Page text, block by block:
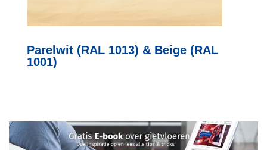
Parelwit (RAL 1013) & Beige (RAL
1001)